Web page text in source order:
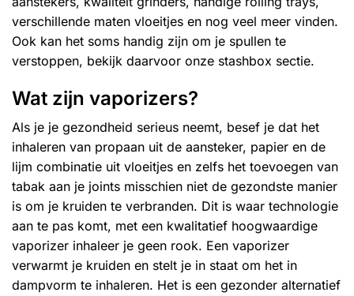
verschillende maten vloeitjes en nog veel meer vinden.
Ook kan het soms handig zijn om je spullen te
verstoppen, bekijk daarvoor onze stashbox sectie.
Wat zijn vaporizers?
Als je je gezondheid serieus neemt, besef je dat het
inhaleren van propaan uit de aansteker, papier en de
lijm combinatie uit vloeitjes en zelfs het toevoegen van
tabak aan je joints misschien niet de gezondste manier
is om je kruiden te verbranden. Dit is waar technologie
aan te pas komt, met een kwalitatief hoogwaardige
vaporizer inhaleer je geen rook. Een vaporizer
verwarmt je kruiden en stelt je in staat om het in
dampvorm te inhaleren. Het is een gezonder alternatief